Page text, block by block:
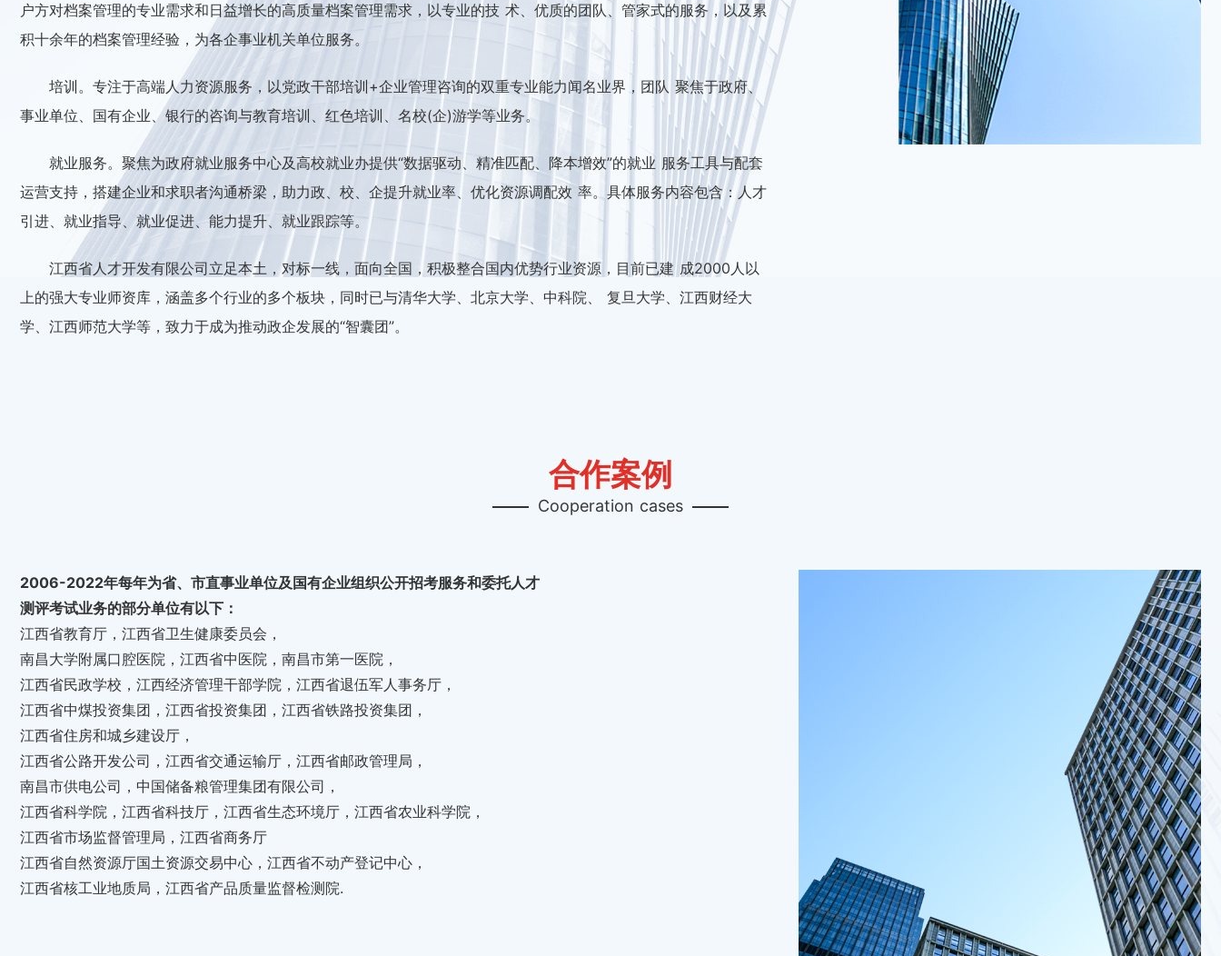
户方对档案管理的专业需求和日益增长的高质量档案管理需求，以专业的技 术、优质的团队、管家式的服务，以及累
积十余年的档案管理经验，为各企事业机关单位服务。
培训。专注于高端人力资源服务，以党政干部培训+企业管理咨询的双重专业能力闻名业界，团队 聚焦于政府、
事业单位、国有企业、银行的咨询与教育培训、红色培训、名校(企)游学等业务。
就业服务。聚焦为政府就业服务中心及高校就业办提供“数据驱动、精准匹配、降本增效”的就业 服务工具与配套
运营支持，搭建企业和求职者沟通桥梁，助力政、校、企提升就业率、优化资源调配效 率。具体服务内容包含：人才
引进、就业指导、就业促进、能力提升、就业跟踪等。
江西省人才开发有限公司立足本土，对标一线，面向全国，积极整合国内优势行业资源，目前已建 成2000人以
上的强大专业师资库，涵盖多个行业的多个板块，同时已与清华大学、北京大学、中科院、 复旦大学、江西财经大
学、江西师范大学等，致力于成为推动政企发展的“智囊团”。
合作案例
Cooperation cases
2006-2022年每年为省、市直事业单位及国有企业组织公开招考服务和委托人才
测评考试业务的部分单位有以下：
江西省教育厅，江西省卫生健康委员会，
南昌大学附属口腔医院，江西省中医院，南昌市第一医院，
江西省民政学校，江西经济管理干部学院，江西省退伍军人事务厅，
江西省中煤投资集团，江西省投资集团，江西省铁路投资集团，
江西省住房和城乡建设厅，
江西省公路开发公司，江西省交通运输厅，江西省邮政管理局，
南昌市供电公司，中国储备粮管理集团有限公司，
江西省科学院，江西省科技厅，江西省生态环境厅，江西省农业科学院，
江西省市场监督管理局，江西省商务厅
江西省自然资源厅国土资源交易中心，江西省不动产登记中心，
江西省核工业地质局，江西省产品质量监督检测院.